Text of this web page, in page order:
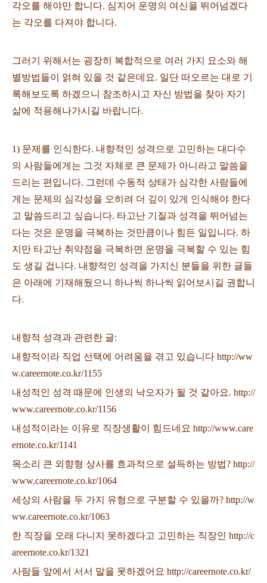
각오를 해야만 합니다. 심지어 운명의 여신을 뛰어넘겠다
는 각오를 다져야 합니다.
그러기 위해서는 굉장히 복합적으로 여러 가지 요소와 해
별방법들이 얽혀 있을 것 같은데요. 일단 떠오르는 대로 기
록해보도록 하겠으니 참조하시고 자신 방법을 찾아 자기
삶에 적용해나가시길 바랍니다.
1) 문제를 인식한다. 내향적인 성격으로 고민하는 대다수
의 사람들에게는 그것 자체로 큰 문제가 아니라고 말씀을
드리는 편입니다. 그런데 수동적 상태가 심각한 사람들에
게는 문제의 심각성을 오히려 더 깊이 있게 인식해야 한다
고 말씀드리고 싶습니다. 타고난 기질과 성격을 뛰어넘는
다는 것은 운명을 극복하는 것만큼이나 힘든 일입니다. 하
지만 타고난 취약점을 극복하면 운명을 극복할 수 있는 힘
도 생길 겁니다. 내향적인 성격을 가지신 분들을 위한 글들
은 아래에 기재해뒀으니 하나씩 하나씩 읽어보시길 권합니
다.
내향적 성격과 관련한 글:
내향적이라 직업 선택에 어려움을 겪고 있습니다 http://ww
w.careernote.co.kr/1155
내성적인 성격 때문에 인생의 낙오자가 될 것 같아요. http://
www.careernote.co.kr/1156
내성적이라는 이유로 직장생활이 힘드네요 http://www.care
ernote.co.kr/1141
목소리 큰 외향형 상사를 효과적으로 설득하는 방법? http://
www.careernote.co.kr/1064
세상의 사람을 두 가지 유형으로 구분할 수 있을까? http://w
ww.careernote.co.kr/1063
한 직장을 오래 다니지 못하겠다고 고민하는 직장인 http://c
areernote.co.kr/1321
사람들 앞에서 서서 말을 못하겠어요 http://careernote.co.kr/